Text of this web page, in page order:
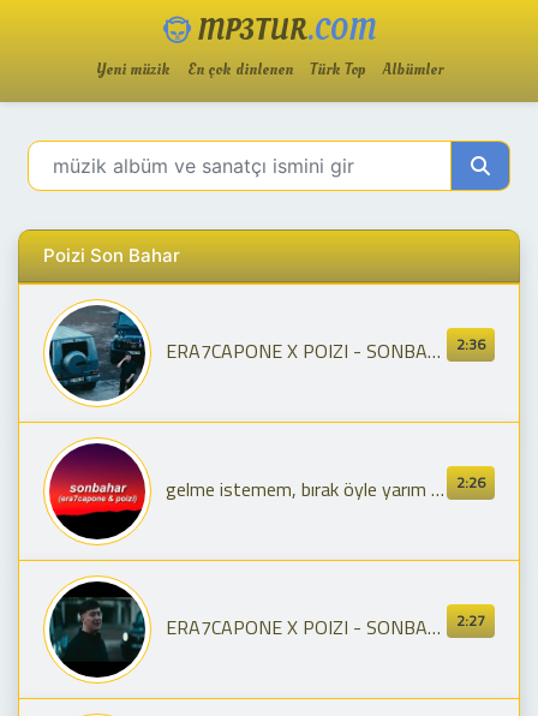
MP3TUR.COM
Yeni müzik En çok dinlenen Türk Top Albümler
Poizi Son Bahar
2:36
ERA7CAPONE X POIZI - SONBAHAR (OFFICIAL MUSIC VIDEO)
2:26
gelme istemem, bırak öyle yarım kalsın | era7capone & poizi - sonbahar (sözleri)
2:27
ERA7CAPONE X POIZI - SONBAHAR (Tiktok Remix)